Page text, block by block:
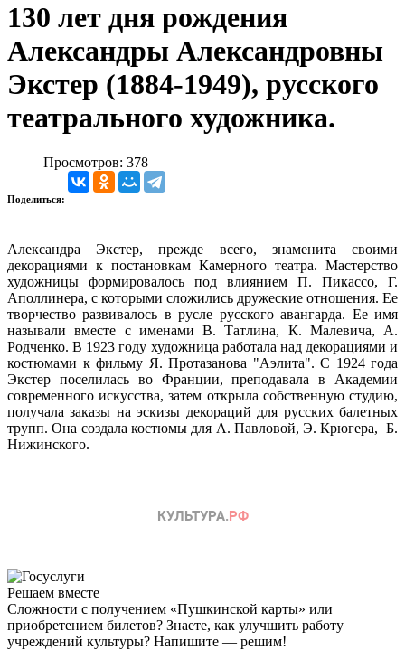
130 лет дня рождения
Александры Александровны
Экстер (1884-1949), русского
театрального художника.
Просмотров: 378
Поделиться:
Александра Экстер, прежде всего, знаменита своими
декорациями к постановкам Камерного театра. Мастерство
художницы формировалось под влиянием П. Пикассо, Г.
Аполлинера, с которыми сложились дружеские отношения. Ее
творчество развивалось в русле русского авангарда. Ее имя
называли вместе с именами В. Татлина, К. Малевича, А.
Родченко. В 1923 году художница работала над декорациями и
костюмами к фильму Я. Протазанова "Аэлита". С 1924 года
Экстер поселилась во Франции, преподавала в Академии
современного искусства, затем открыла собственную студию,
получала заказы на эскизы декораций для русских балетных
трупп. Она создала костюмы для А. Павловой, Э. Крюгера, Б.
Нижинского.
Решаем вместе
Сложности с получением «Пушкинской карты» или
приобретением билетов? Знаете, как улучшить работу
учреждений культуры? Напишите — решим!